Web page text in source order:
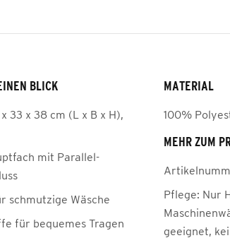
BLICK
33 x 38 cm (L x B x H),
mit Parallel-
schmutzige Wäsche
für bequemes Tragen
MATERIAL
100%
MEHR ZUM
Pflege: Nur
geeignet,